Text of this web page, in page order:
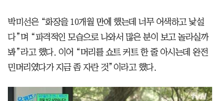
박미선은 “화장을 10개월 만에 했는데 너무 어색하고 낯설
다”며 “파격적인 모습으로 나와서 많은 분이 보고 놀라실까
봐”라고 했다. 이어 “머리를 쇼트 커트 한 줄 아시는데 완전
민머리였다가 지금 좀 자란 것”이라고 했다.